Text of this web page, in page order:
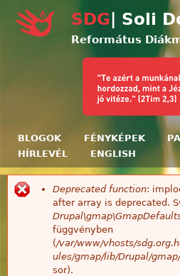
SDG | Soli
Református
BLOGOK FÉNYKÉPEK
HÍRLEVÉL
ENGLISH
Hibaüzenet
Deprecated function:
after array is deprecated.
függvényben
(/var/www/vhosts/
ules/gmap/lib/Drupal/
sor).